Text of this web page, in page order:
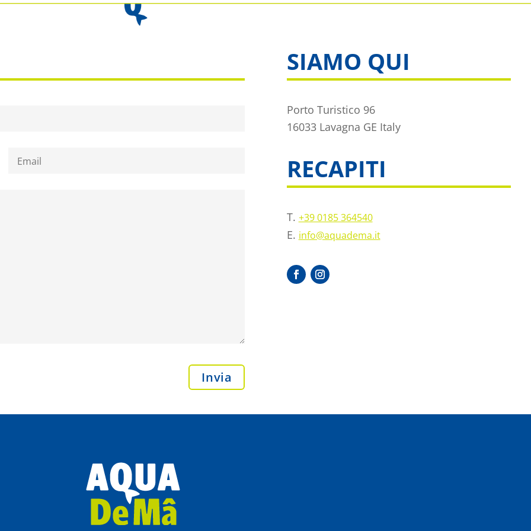
SIAMO QUI
Porto Turistico 96
16033 Lavagna GE Italy
RECAPITI
T. +39 0185 364540
E. info@aquadema.it